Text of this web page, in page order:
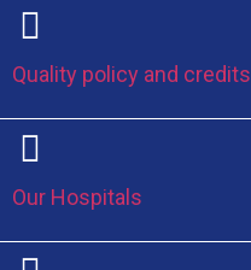
Quality policy and credits
Our Hospitals